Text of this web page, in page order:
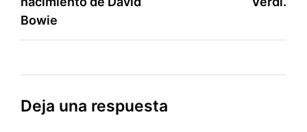
entradas
Bowie
Deja una respuesta